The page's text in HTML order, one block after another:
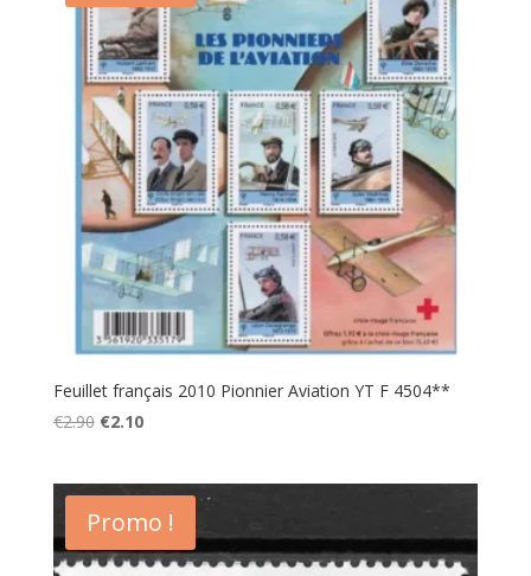
Feuillet français 2010 Pionnier Aviation YT F 4504**
€2.90 Le
était :
€2.90.
€2.10Le
est :
€2.10.
Promo !